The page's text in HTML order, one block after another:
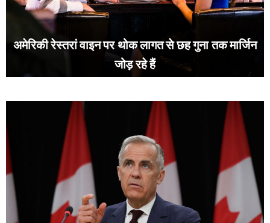
अमेरिकी रेस्तरां वाइन पर थोक लागत से छह गुना तक मार्जिन
जोड़ रहे हैं